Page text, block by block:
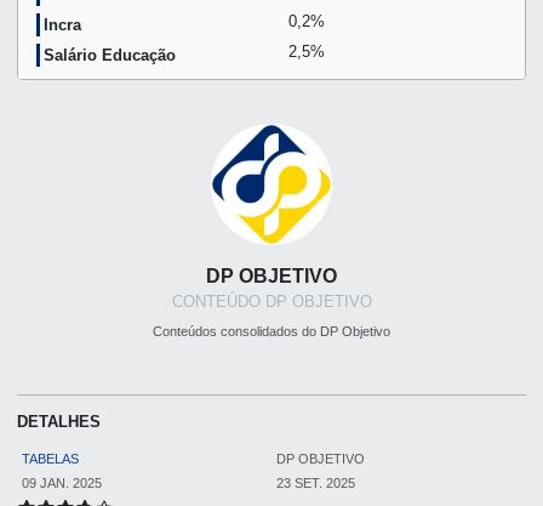
DP OBJETIVO
CONTEÚDO DP OBJETIVO
Conteúdos consolidados do DP Objetivo
DETALHES
TABELAS
DP OBJETIVO
09 JAN. 2025
23 SET. 2025
Incra
0,2%
Salário Educação
2,5%